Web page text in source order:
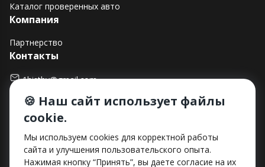
Каталог проверенных авто
Компания
Партнерство
Контакты
1histby@gmail.com
+375 (29) 182-90-00
г. Минск, ул. Макаенка, д. 12Е, пом. 282
Способы оплаты
🍪 Наш сайт использует файлы
cookie.
Мы используем cookies для корректной работы
сайта и улучшения пользовательского опыта.
Нажимая кнопку “Принять”, вы даете согласие на их